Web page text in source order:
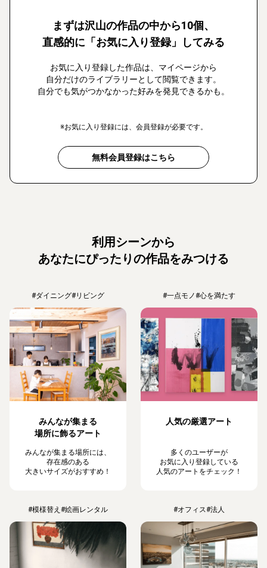
まずは沢山の作品の中から10個、
直感的に「お気に入り登録」してみる
お気に入り登録した作品は、マイページから
自分だけのライブラリーとして閲覧できます。
自分でも気がつかなかった好みを発見できるかも。
※お気に入り登録には、会員登録が必要です。
無料会員登録はこちら
利用シーンから
あなたにぴったりの作品をみつける
#ダイニング#リビング
みんなが集まる
場所に飾るアート
みんなが集まる場所には、
存在感のある
大きいサイズがおすすめ！
#一点モノ#心を満たす
人気の厳選アート
多くのユーザーが
お気に入り登録している
人気のアートをチェック！
#模様替え #絵画レンタル #オフィス#法人